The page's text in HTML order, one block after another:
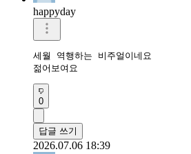
happyday
세월 역행하는 비주얼이네요
젊어보여요
0
답글 쓰기
2026.07.06 18:39